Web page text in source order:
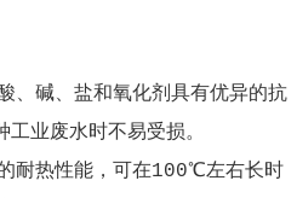
、碱、盐和氧化剂具有优异的抗
业废水时不易受损。
耐热性能，可在100℃左右长时